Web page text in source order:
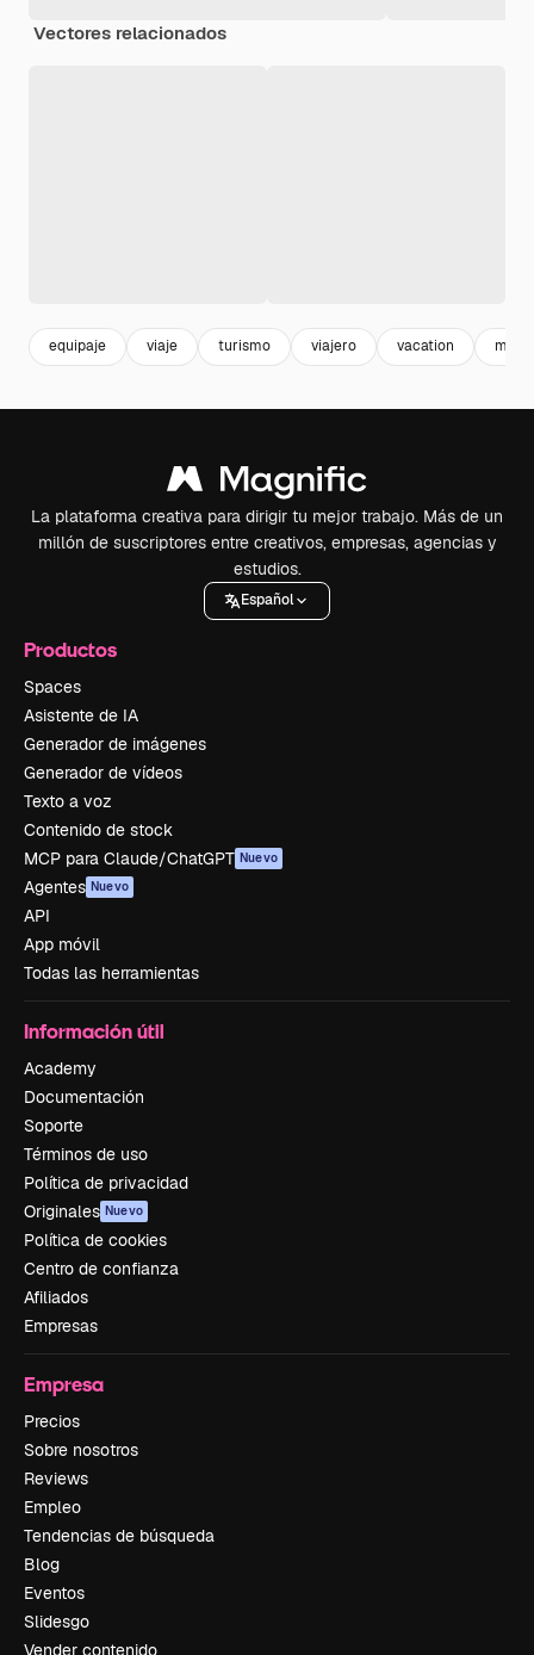
Vectores relacionados
equipaje viaje turismo viajero vacation mujer
La plataforma creativa para dirigir tu mejor trabajo. Más de un
millón de suscriptores entre creativos, empresas, agencias y
estudios.
Español
Productos
Spaces
Asistente de IA
Generador de imágenes
Generador de vídeos
Texto a voz
Contenido de stock
MCP para Claude/ChatGPT Nuevo
Agentes Nuevo
API
App móvil
Todas las herramientas
Información útil
Academy
Documentación
Soporte
Términos de uso
Política de privacidad
Originales Nuevo
Política de cookies
Centro de confianza
Afiliados
Empresas
Empresa
Precios
Sobre nosotros
Reviews
Empleo
Tendencias de búsqueda
Blog
Eventos
Slidesgo
Vender contenido